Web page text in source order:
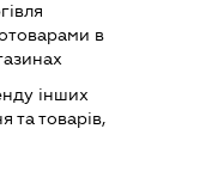
в
інших
та товарів,